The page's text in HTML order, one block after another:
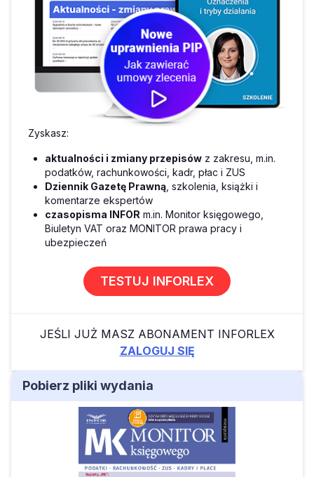
Zyskasz:
aktualności i zmiany przepisów z zakresu, m.in.
podatków, rachunkowości, kadr, płac i ZUS
Dziennik Gazetę Prawną , szkolenia, książki i
komentarze ekspertów
czasopisma INFOR m.in. Monitor księgowego,
Biuletyn VAT oraz MONITOR prawa pracy i
ubezpieczeń
TESTUJ INFORLEX
JEŚLI JUŻ MASZ ABONAMENT INFORLEX
ZALOGUJ SIĘ
Pobierz pliki wydania